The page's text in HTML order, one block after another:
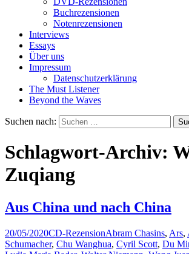
Buchrezensionen
Notenrezensionen
Interviews
Essays
Über uns
Impressum
Datenschutzerklärung
The Must Listener
Beyond the Waves
Suchen nach:
Schlagwort-Archiv:
Zuqiang
Aus China und nach China
20/05/2020CD-RezensionAbram Chasins, Ars,
Schumacher, Chu Wanghua, Cyril Scott, Du